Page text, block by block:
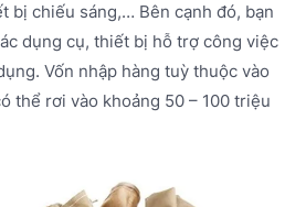
bị chiếu sáng,… Bên cạnh đó, bạn
dụng cụ, thiết bị hỗ trợ công việc
Vốn nhập hàng tuỳ thuộc vào
thể rơi vào khoảng 50 – 100 triệu